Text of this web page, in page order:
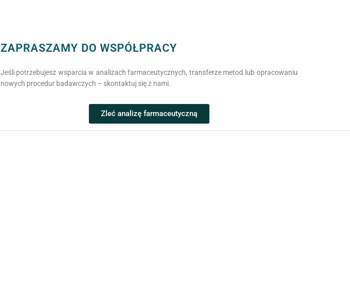
ZAPRASZAMY DO WSPÓŁPRACY
Jeśli potrzebujesz wsparcia w analizach farmaceutycznych, transferze metod lub opracowaniu
nowych procedur badawczych – skontaktuj się z nami.
Zleć analizę farmaceutyczną